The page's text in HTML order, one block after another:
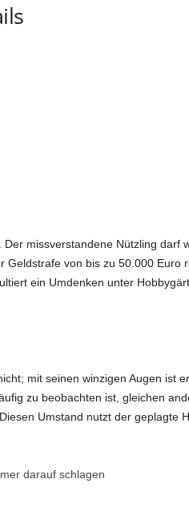
missverstandene Nützling darf
von bis zu 50.000 Euro
ein Umdenken unter
mit seinen winzigen Augen ist
zu beobachten ist, gleichen
Umstand nutzt der geplagte
darauf schlagen